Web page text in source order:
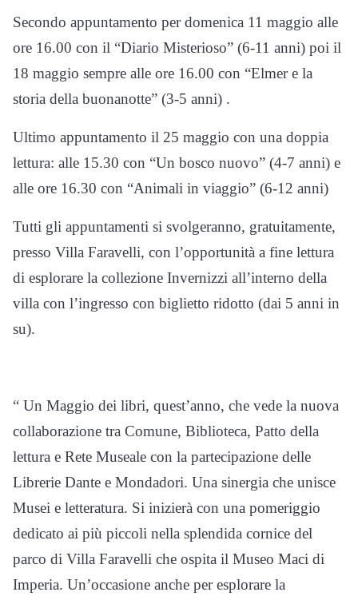
Secondo appuntamento per domenica 11 maggio alle
ore 16.00 con il “Diario Misterioso” (6-11 anni) poi il
18 maggio sempre alle ore 16.00 con “Elmer e la
storia della buonanotte” (3-5 anni) .
Ultimo appuntamento il 25 maggio con una doppia
lettura: alle 15.30 con “Un bosco nuovo” (4-7 anni) e
alle ore 16.30 con “Animali in viaggio” (6-12 anni)
Tutti gli appuntamenti si svolgeranno, gratuitamente,
presso Villa Faravelli, con l’opportunità a fine lettura
di esplorare la collezione Invernizzi all’interno della
villa con l’ingresso con biglietto ridotto (dai 5 anni in
su).
“ Un Maggio dei libri, quest’anno, che vede la nuova
collaborazione tra Comune, Biblioteca, Patto della
lettura e Rete Museale con la partecipazione delle
Librerie Dante e Mondadori. Una sinergia che unisce
Musei e letteratura. Si inizierà con una pomeriggio
dedicato ai più piccoli nella splendida cornice del
parco di Villa Faravelli che ospita il Museo Maci di
Imperia. Un’occasione anche per esplorare la